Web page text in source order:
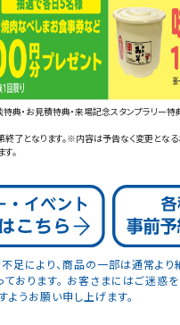
典・お見積特典・来場記念スタンプラリー特
了となります。※内容は予告なく変更となる
。
足により、商品の一部は通常より
おります。 お客さまにはご迷惑
ようお願い申し上げます。